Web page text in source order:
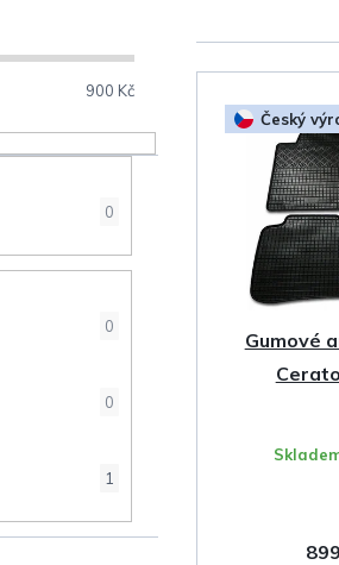
900 Kč
0
0
0
1
V
Český
Gumové